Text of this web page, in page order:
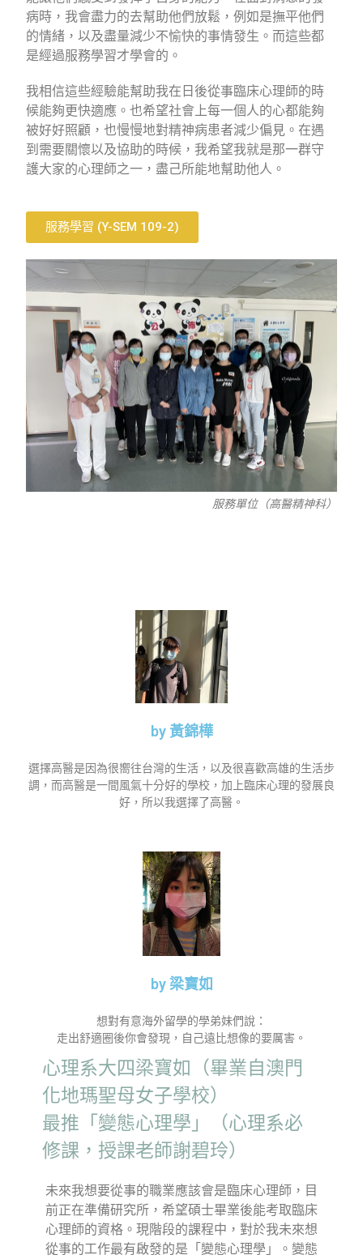
病時，我會盡力的去幫助他們放鬆，例如是撫平他們
的情緒，以及盡量減少不愉快的事情發生。而這些都
是經過服務學習才學會的。
我相信這些經驗能幫助我在日後從事臨床心理師的時
候能夠更快適應。也希望社會上每一個人的心都能夠
被好好照顧，也慢慢地對精神病患者減少偏見。在遇
到需要關懷以及協助的時候，我希望我就是那一群守
護大家的心理師之一，盡己所能地幫助他人。
服務學習 (Y-SEM 109-2)
服務單位（高醫精神科）
by 黃錦樺​
選擇高醫是因為很嚮往台灣的生活，以及很喜歡高雄的生活步
調，而高醫是一間風氣十分好的學校，加上臨床心理的發展良
好，所以我選擇了高醫。
by 梁寶如
想對有意海外留學的學弟妹們說：
走出舒適圈後你會發現，自己遠比想像的要厲害。
心理系大四梁寶如（畢業自澳門
化地瑪聖母女子學校）
最推「變態心理學」（心理系必
修課，授課老師謝碧玲）
未來我想要從事的職業應該會是臨床心理師，目
前正在準備研究所，希望碩士畢業後能考取臨床
心理師的資格。現階段的課程中，對於我未來想
從事的工作最有啟發的是「變態心理學」。變態